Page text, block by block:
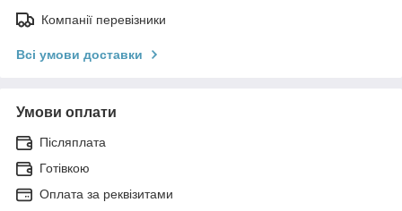
Компанії перевізники
Всі умови доставки
Умови оплати
Післяплата
Готівкою
Оплата за реквізитами